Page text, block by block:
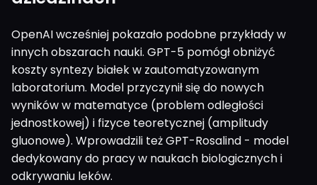
OpenAI wcześniej pokazało podobne przykłady w
innych obszarach nauki. GPT-5 pomógł obniżyć
koszty syntezy białek w zautomatyzowanym
laboratorium. Model przyczynił się do nowych
wyników w matematyce (problem odległości
jednostkowej) i fizyce teoretycznej (amplitudy
gluonowe). Wprowadzili też GPT-Rosalind - model
dedykowany do pracy w naukach biologicznych i
odkrywaniu leków.